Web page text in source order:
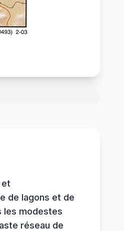
et
de lagons et de
les modestes
réseau de